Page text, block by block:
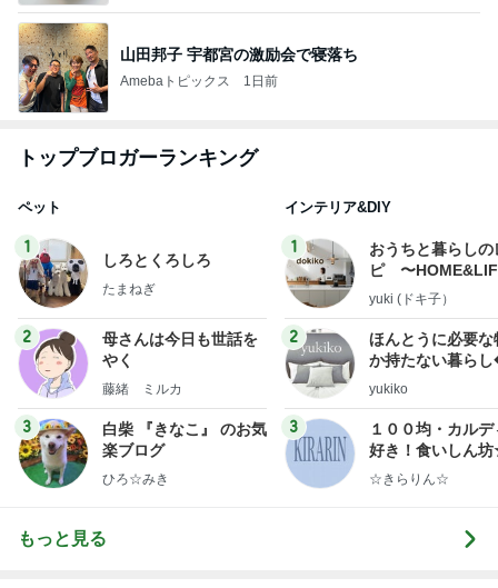
山田邦子 宇都宮の激励会で寝落ち
Amebaトピックス 1日前
トップブロガーランキング
ペット
1
しろとくろしろ
たまねぎ
2
母さんは今日も世話を
やく
藤緒 ミルカ
3
白柴 『きなこ』 のお気
楽ブログ
ひろ☆みき
インテリア&DIY
1
おうちと暮らしの
ピ 〜
yuki (ドキ子）
2
ほんとうに必要な
か持たない暮ら
ep Life Simple◆
yukiko
3
１００均・カルデ
好き！食いしん
らりん☆のブログ
☆きらりん☆
もっと見る